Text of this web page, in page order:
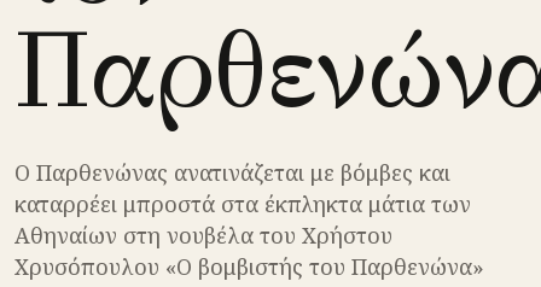
Ο Παρθενώνας ανατινάζεται με βόμβες και
καταρρέει μπροστά στα έκπληκτα μάτια των
Αθηναίων στη νουβέλα του Χρήστου
Χρυσόπουλου «Ο βομβιστής του Παρθενώνα»